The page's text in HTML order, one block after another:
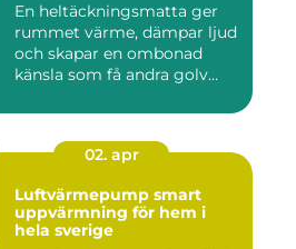
En heltäckningsmatta ger
rummet värme, dämpar ljud
och skapar en ombonad
känsla som få andra golv
02. apr
Luftvärmepump smart
uppvärmning för hem i
hela sverige